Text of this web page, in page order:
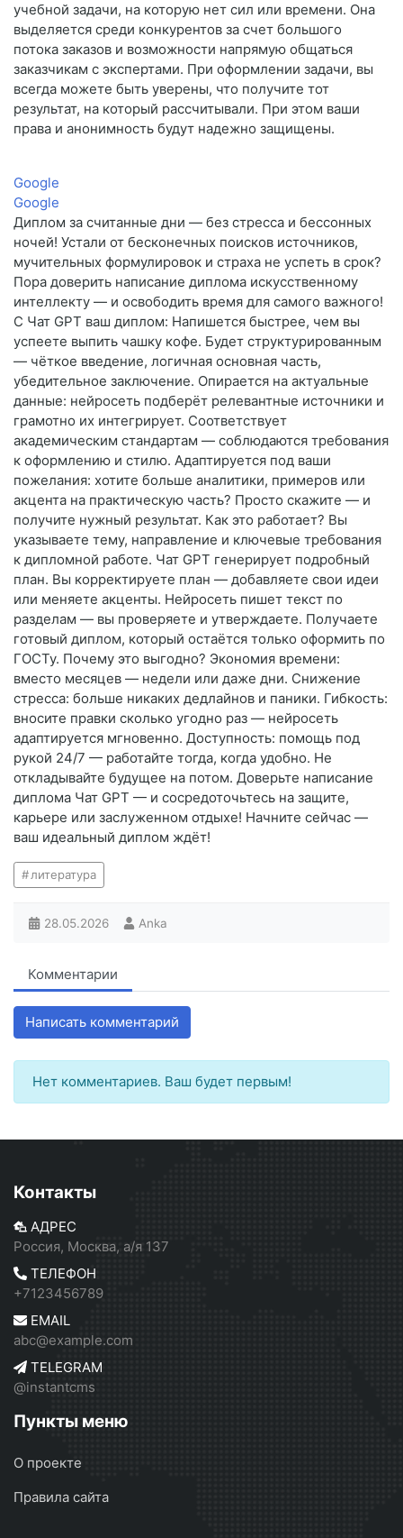
учебной задачи, на которую нет сил или времени. Она
выделяется среди конкурентов за счет большого
потока заказов и возможности напрямую общаться
заказчикам с экспертами. При оформлении задачи, вы
всегда можете быть уверены, что получите тот
результат, на который рассчитывали. При этом ваши
права и анонимность будут надежно защищены.
Google
Google
Диплом за считанные дни — без стресса и бессонных
ночей! Устали от бесконечных поисков источников,
мучительных формулировок и страха не успеть в срок?
Пора доверить написание диплома искусственному
интеллекту — и освободить время для самого важного!
С Чат GPT ваш диплом: Напишется быстрее, чем вы
успеете выпить чашку кофе. Будет структурированным
— чёткое введение, логичная основная часть,
убедительное заключение. Опирается на актуальные
данные: нейросеть подберёт релевантные источники и
грамотно их интегрирует. Соответствует
академическим стандартам — соблюдаются требования
к оформлению и стилю. Адаптируется под ваши
пожелания: хотите больше аналитики, примеров или
акцента на практическую часть? Просто скажите — и
получите нужный результат. Как это работает? Вы
указываете тему, направление и ключевые требования
к дипломной работе. Чат GPT генерирует подробный
план. Вы корректируете план — добавляете свои идеи
или меняете акценты. Нейросеть пишет текст по
разделам — вы проверяете и утверждаете. Получаете
готовый диплом, который остаётся только оформить по
ГОСТу. Почему это выгодно? Экономия времени:
вместо месяцев — недели или даже дни. Снижение
стресса: больше никаких дедлайнов и паники. Гибкость:
вносите правки сколько угодно раз — нейросеть
адаптируется мгновенно. Доступность: помощь под
рукой 24/7 — работайте тогда, когда удобно. Не
откладывайте будущее на потом. Доверьте написание
диплома Чат GPT — и сосредоточьтесь на защите,
карьере или заслуженном отдыхе! Начните сейчас —
ваш идеальный диплом ждёт!
литература
28.05.2026 Anka
Комментарии
Написать комментарий
Нет комментариев. Ваш будет первым!
Контакты
АДРЕС
Россия, Москва, а/я 137
ТЕЛЕФОН
+7123456789
EMAIL
abc@example.com
TELEGRAM
@instantcms
Пункты меню
О проекте
Правила сайта